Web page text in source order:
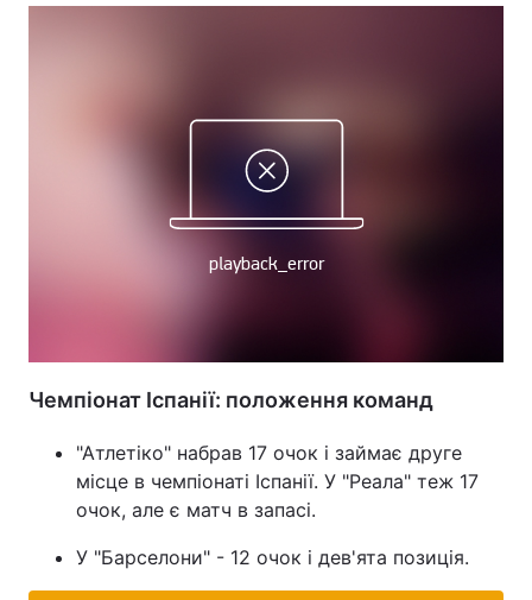
Чемпіонат Іспанії: положення команд
"Атлетіко" набрав 17 очок і займає друге
місце в чемпіонаті Іспанії. У "Реала" теж 17
очок, але є матч в запасі.
У "Барселони" - 12 очок і дев'ята позиція.